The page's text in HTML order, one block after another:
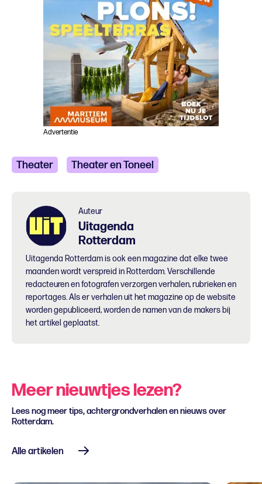
Advertentie
Theater Theater en Toneel
Auteur
Uitagenda
Rotterdam
Uitagenda Rotterdam is ook een magazine dat elke twee
maanden wordt verspreid in Rotterdam. Verschillende
redacteuren en fotografen verzorgen verhalen, rubrieken en
reportages. Als er verhalen uit het magazine op de website
worden gepubliceerd, worden de namen van de makers bij
het artikel geplaatst.
Meer nieuwtjes lezen?
Lees nog meer tips, achtergrondverhalen en nieuws over
Rotterdam.
Alle artikelen